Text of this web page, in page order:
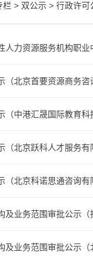
栏 > 双公示 > 行政许可
人力资源服务机构职
北京首要资源商务咨
中港汇晟国际教育科
北京跃科人才服务有
北京科诺思通咨询有
业务范围审批公示
业务范围审批公示（